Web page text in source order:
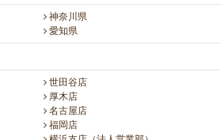
神奈川県
愛知県
世田谷店
厚木店
名古屋店
福岡店